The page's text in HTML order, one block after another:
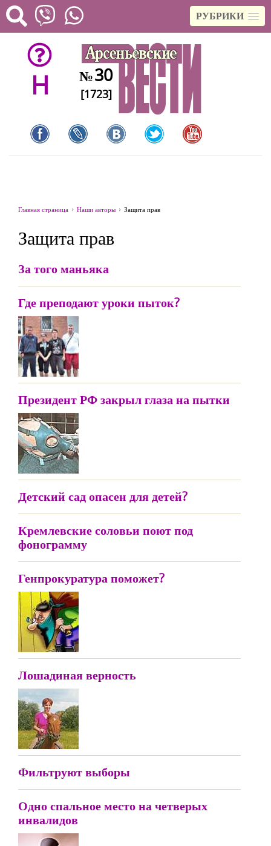
РУБРИКИ
H №30
[1723]
Главная страница Наши авторы Защита прав
Защита прав
За того маньяка
Где преподают уроки пыток?
Президент РФ закрыл глаза на пытки
Детский сад опасен для детей?
Кремлевские соловьи поют под
фонограмму
Генпрокуратура поможет?
Лошадиная верность
Фильтруют выборы
Одно спальное место на четверых
инвалидов